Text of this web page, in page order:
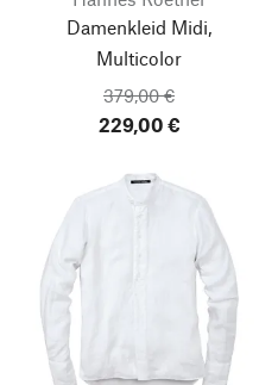
Damenkleid Midi,
Multicolor
379,00 €
229,00 €